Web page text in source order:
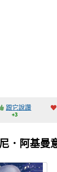
跟它說讚
+3
．阿基曼